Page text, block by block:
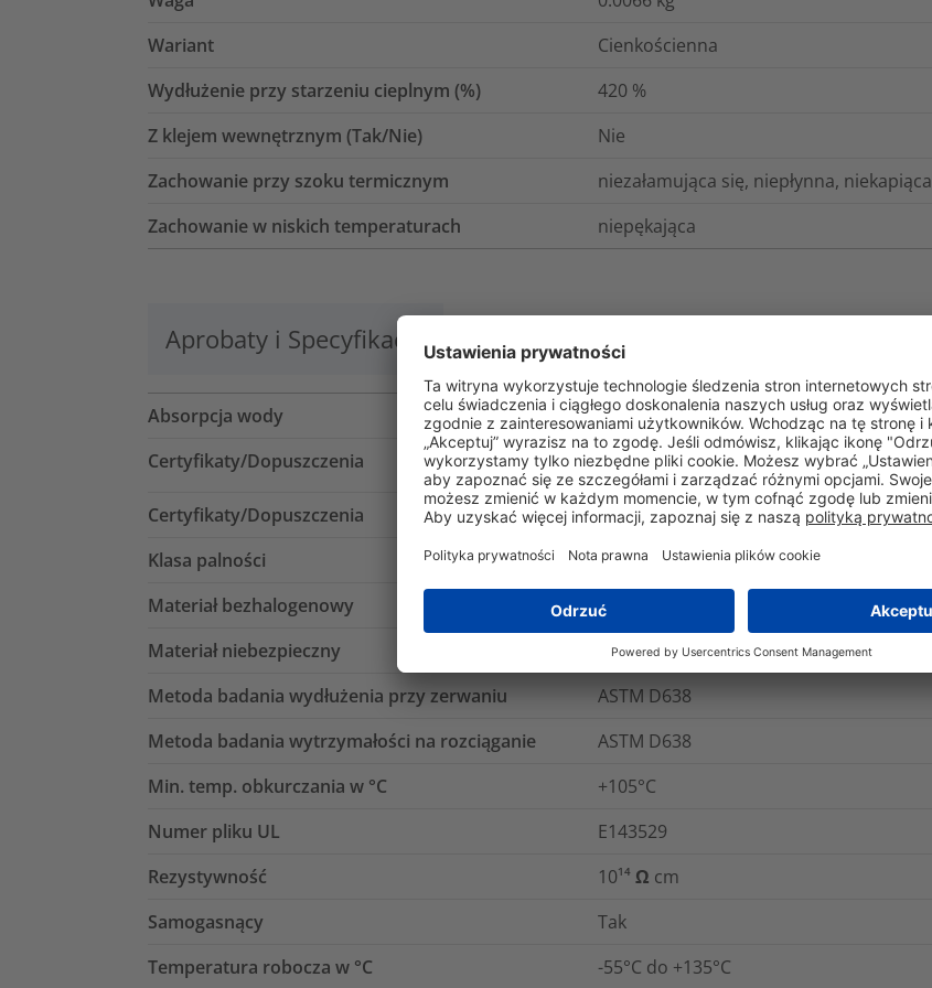
Wariant
Cienkościenna
Wydłużenie przy starzeniu cieplnym (%)
420 %
Z klejem wewnętrznym (Tak/Nie)
Nie
Zachowanie przy szoku termicznym
niezałamująca się, niepłynna, niekapiąca
Zachowanie w niskich temperaturach
niepękająca
Aprobaty i Specyfikacje Logistyka i opakowania
Absorpcja wody 0.25%
Certyfikaty/Dopuszczenia
Certyfikaty/Dopuszczenia
ANSI/UL 224
Klasa palności
UL 224 VW1
Materiał bezhalogenowy
Nie
Materiał niebezpieczny
Nie
Metoda badania wydłużenia przy zerwaniu
ASTM D638
Metoda badania wytrzymałości na rozciąganie
ASTM D638
Min. temp. obkurczania w °C
+105°C
Numer pliku UL
E143529
Rezystywność
10¹⁴ Ω cm
Samogasnący
Tak
Temperatura robocza w °C
-55°C do +135°C